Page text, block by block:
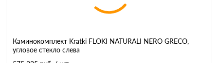
Каминокомплект Kratki FLOKI NATURALI NERO GRECO,
угловое стекло слева